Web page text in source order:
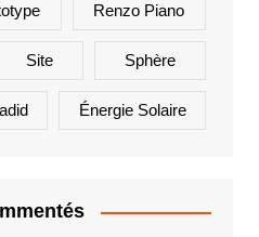
Renzo Piano
Site Sphère
Énergie Solaire